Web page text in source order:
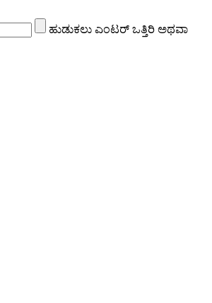
ಹುಡುಕಲು ಎಂಟರ್ ಒತ್ತಿರಿ ಅಥವಾ